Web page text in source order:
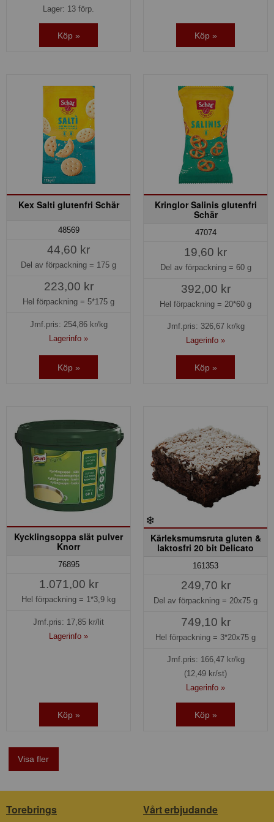
Lager: 13 förp.
Köp » Köp »
Kex Salti glutenfri Schär
48569
44,60 kr
Del av förpackning = 175 g
223,00 kr
Hel förpackning = 5*175 g
Jmf.pris: 254,86kr/kg
Lagerinfo »
Köp »
Kringlor Salinis glutenfri
Schär
47074
19,60 kr
Del av förpackning = 60 g
392,00 kr
Hel förpackning = 20*60 g
Jmf.pris: 326,67kr/kg
Lagerinfo »
Köp »
Kycklingsoppa slät pulver
Knorr
76895
1.071,00 kr
Hel förpackning = 1*3,9 kg
Jmf.pris: 17,85 kr/lit
Lagerinfo »
Köp »
Kärleksmumsruta gluten &
laktosfri 20 bit Delicato
161353
249,70 kr
Del av förpackning = 20x75 g
749,10 kr
Hel förpackning = 3*20x75 g
Jmf.pris: 166,47kr/kg
(12,49 kr/st)
Lagerinfo »
Köp »
Visa fler
Torebrings Vårt erbjudande